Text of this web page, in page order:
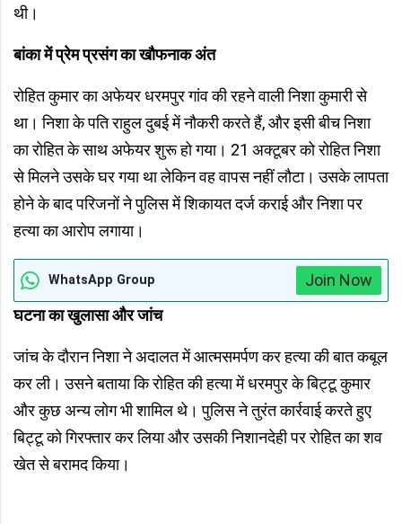
थी।
बांका में प्रेम प्रसंग का खौफनाक अंत
रोहित कुमार का अफेयर धरमपुर गांव की रहने वाली निशा कुमारी से
था। निशा के पति राहुल दुबई में नौकरी करते हैं, और इसी बीच निशा
का रोहित के साथ अफेयर शुरू हो गया। 21 अक्टूबर को रोहित निशा
से मिलने उसके घर गया था लेकिन वह वापस नहीं लौटा। उसके लापता
होने के बाद परिजनों ने पुलिस में शिकायत दर्ज कराई और निशा पर
हत्या का आरोप लगाया।
WhatsApp Group
Join Now
घटना का खुलासा और जांच
जांच के दौरान निशा ने अदालत में आत्मसमर्पण कर हत्या की बात कबूल
कर ली। उसने बताया कि रोहित की हत्या में धरमपुर के बिट्टू कुमार
और कुछ अन्य लोग भी शामिल थे। पुलिस ने तुरंत कार्रवाई करते हुए
बिट्टू को गिरफ्तार कर लिया और उसकी निशानदेही पर रोहित का शव
खेत से बरामद किया।